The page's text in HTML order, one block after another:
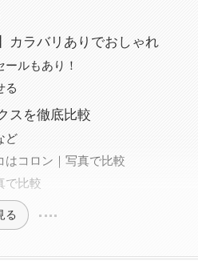
カラバリありでおしゃれ
ルもあり！
る
スを徹底比較
ど
はコロン｜写真で比較
で比較
る